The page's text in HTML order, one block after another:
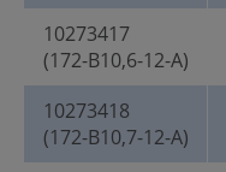
10273417
(172-B10,6-12-A)
10273418
(172-B10,7-12-A)